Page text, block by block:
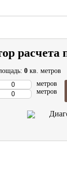
расчета
0 кв. метров
метров
метров